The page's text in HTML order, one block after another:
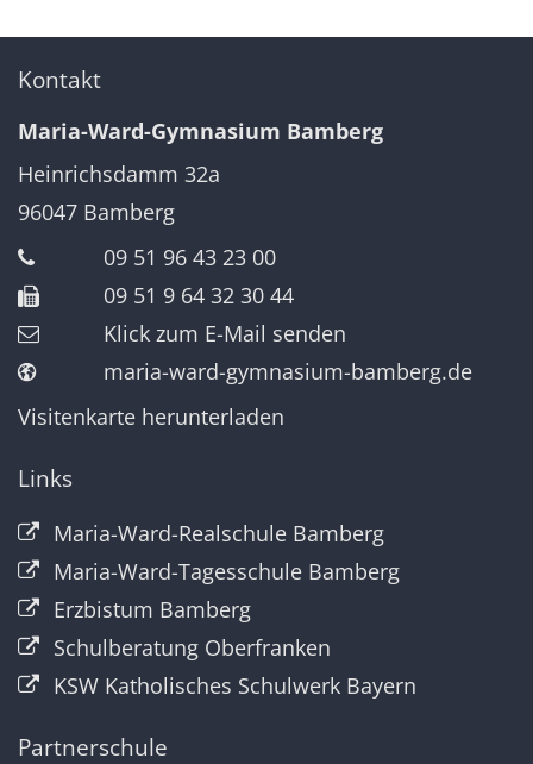
Kontakt
Maria-Ward-Gymnasium Bamberg
Heinrichsdamm 32a
96047 Bamberg
09 51 96 43 23 00
09 51 9 64 32 30 44
Klick zum E-Mail senden
maria-ward-gymnasium-bamberg.de
Visitenkarte herunterladen
Links
Maria-Ward-Realschule Bamberg
Maria-Ward-Tagesschule Bamberg
Erzbistum Bamberg
Schulberatung Oberfranken
KSW Katholisches Schulwerk Bayern
Partnerschule